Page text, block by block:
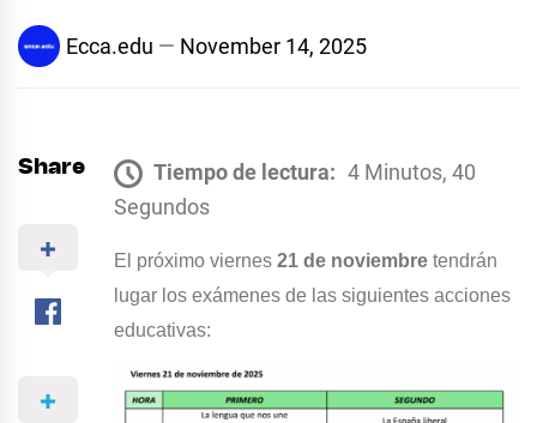
Ecca.edu November 14, 2025
Share Tiempo de lectura: 4 Minutos, 40
Segundos
El próximo viernes 21 de noviembre tendrán
lugar los exámenes de l as siguientes acciones
educativas: